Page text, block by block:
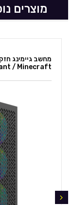
מוצרים
/ Minecraft